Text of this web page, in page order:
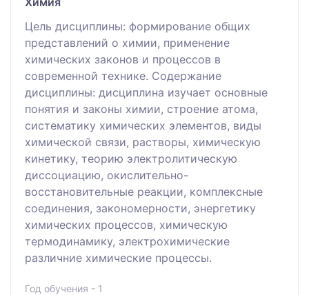
Цель дисциплины: формирование общих
представлений о химии, применение
химических законов и процессов в
современной технике. Содержание
дисциплины: дисциплина изучает основные
понятия и законы химии, строение атома,
систематику химических элементов, виды
химической связи, растворы, химическую
кинетику, теорию электролитическую
диссоциацию, окислительно-
восстановительные реакции, комплексные
соединения, закономерности, энергетику
химических процессов, химическую
термодинамику, электрохимические
различние химические процессы.
Год обучения - 1